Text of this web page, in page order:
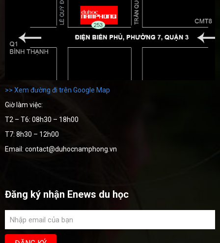
>> Xem đường đi trên Google Map
Giờ làm việc:
T2 – T6: 08h30 – 18h00
T7: 8h30 – 12h00
Email: contact@duhocnamphong.vn
Đăng ký nhận Enews du học